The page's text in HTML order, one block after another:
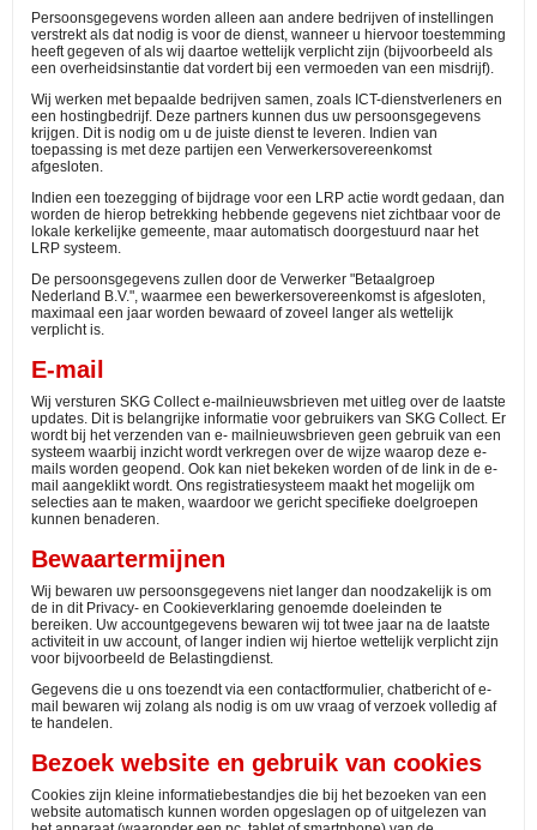
Persoonsgegevens worden alleen aan andere bedrijven of instellingen
verstrekt als dat nodig is voor de dienst, wanneer u hiervoor toestemming
heeft gegeven of als wij daartoe wettelijk verplicht zijn (bijvoorbeeld als
een overheidsinstantie dat vordert bij een vermoeden van een misdrijf).
Wij werken met bepaalde bedrijven samen, zoals ICT-dienstverleners en
een hostingbedrijf. Deze partners kunnen dus uw persoonsgegevens
krijgen. Dit is nodig om u de juiste dienst te leveren. Indien van
toepassing is met deze partijen een Verwerkersovereenkomst
afgesloten.
Indien een toezegging of bijdrage voor een LRP actie wordt gedaan, dan
worden de hierop betrekking hebbende gegevens niet zichtbaar voor de
lokale kerkelijke gemeente, maar automatisch doorgestuurd naar het
LRP systeem.
De persoonsgegevens zullen door de Verwerker "Betaalgroep
Nederland B.V.", waarmee een bewerkersovereenkomst is afgesloten,
maximaal een jaar worden bewaard of zoveel langer als wettelijk
verplicht is.
E-mail
Wij versturen SKG Collect e-mailnieuwsbrieven met uitleg over de laatste
updates. Dit is belangrijke informatie voor gebruikers van SKG Collect. Er
wordt bij het verzenden van e- mailnieuwsbrieven geen gebruik van een
systeem waarbij inzicht wordt verkregen over de wijze waarop deze e-
mails worden geopend. Ook kan niet bekeken worden of de link in de e-
mail aangeklikt wordt. Ons registratiesysteem maakt het mogelijk om
selecties aan te maken, waardoor we gericht specifieke doelgroepen
kunnen benaderen.
Bewaartermijnen
Wij bewaren uw persoonsgegevens niet langer dan noodzakelijk is om
de in dit Privacy- en Cookieverklaring genoemde doeleinden te
bereiken. Uw accountgegevens bewaren wij tot twee jaar na de laatste
activiteit in uw account, of langer indien wij hiertoe wettelijk verplicht zijn
voor bijvoorbeeld de Belastingdienst.
Gegevens die u ons toezendt via een contactformulier, chatbericht of e-
mail bewaren wij zolang als nodig is om uw vraag of verzoek volledig af
te handelen.
Bezoek website en gebruik van cookies
Cookies zijn kleine informatiebestandjes die bij het bezoeken van een
website automatisch kunnen worden opgeslagen op of uitgelezen van